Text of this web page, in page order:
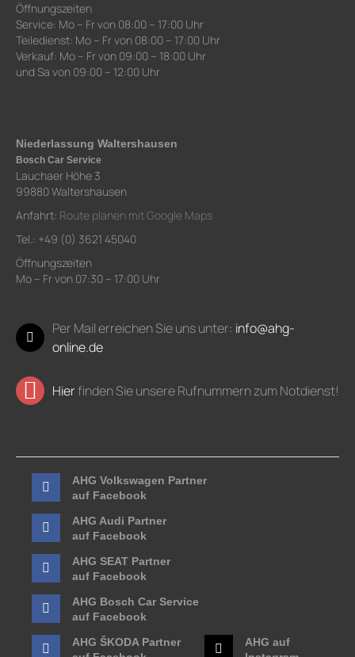
Öffnungszeiten
Service: Mo – Fr von 08:00 – 17:00 Uhr
Teiledienst: Mo – Fr von 08:00 – 17:00 Uhr
Verkauf: Mo – Fr von 09:00 – 18:00 Uhr
und Sa von 09:00 – 12:00 Uhr
Niederlassung Waltershausen
Bosch Car Service
Lauchaer Höhe 3
99880 Waltershausen
Anfahrt: Route planen mit Google Maps
Tel.: +49 (0) 3621 45040
Öffnungszeiten
Mo – Fr von 07:30 – 17:00 Uhr
Per Mail erreichen Sie uns unter: info@ahg-
online.de
Hierfinden Sie unsere Rufnummern zum Notdienst!
AHG Volkswagen Partner
auf Facebook
AHG Audi Partner
auf Facebook
AHG SEAT Partner
auf Facebook
AHG Bosch Car Service
auf Facebook
AHG ŠKODA Partner
AHG auf